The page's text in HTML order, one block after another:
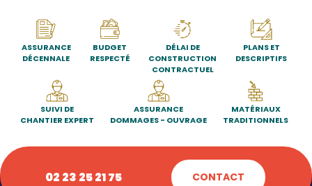
ASSURANCE
DÉCENNALE
BUDGET
RESPECTÉ
DÉLAI DE
CONSTRUCTION
CONTRACTUEL
PLANS ET
DESCRIPTIFS
SUIVI DE
CHANTIER EXPERT
ASSURANCE
DOMMAGES - OUVRAGE
MATÉRIAUX
TRADITIONNELS
02 23 25 21 75 CONTACT